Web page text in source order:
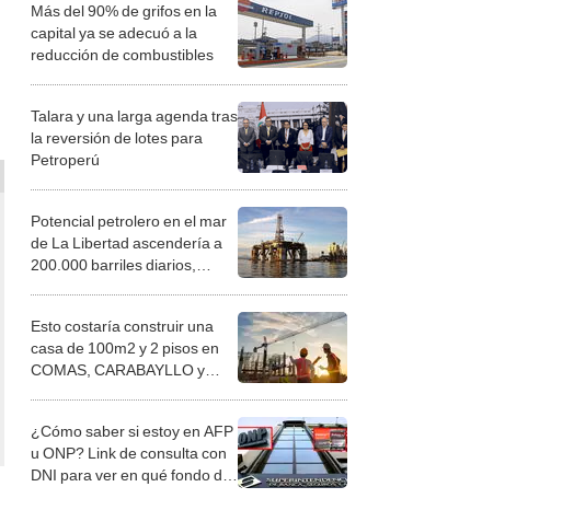
Más del 90% de grifos en la
capital ya se adecuó a la
reducción de combustibles
Talara y una larga agenda tras
la reversión de lotes para
Petroperú
Potencial petrolero en el mar
de La Libertad ascendería a
200.000 barriles diarios,
Esto costaría construir una
casa de 100m2 y 2 pisos en
COMAS, CARABAYLLO y
¿Cómo saber si estoy en AFP
u ONP? Link de consulta con
DNI para ver en qué fondo de